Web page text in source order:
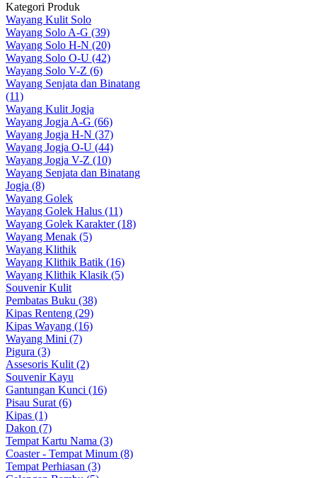
Kategori Produk
Wayang Kulit Solo
Wayang Solo A-G (39)
Wayang Solo H-N (20)
Wayang Solo O-U (42)
Wayang Solo V-Z (6)
Wayang Senjata dan Binatang
(11)
Wayang Kulit Jogja
Wayang Jogja A-G (66)
Wayang Jogja H-N (37)
Wayang Jogja O-U (44)
Wayang Jogja V-Z (10)
Wayang Senjata dan Binatang
Jogja (8)
Wayang Golek
Wayang Golek Halus (11)
Wayang Golek Karakter (18)
Wayang Menak (5)
Wayang Klithik
Wayang Klithik Batik (16)
Wayang Klithik Klasik (5)
Souvenir Kulit
Pembatas Buku (38)
Kipas Renteng (29)
Kipas Wayang (16)
Wayang Mini (7)
Pigura (3)
Assesoris Kulit (2)
Souvenir Kayu
Gantungan Kunci (16)
Pisau Surat (6)
Kipas (1)
Dakon (7)
Tempat Kartu Nama (3)
Coaster - Tempat Minum (8)
Tempat Perhiasan (3)